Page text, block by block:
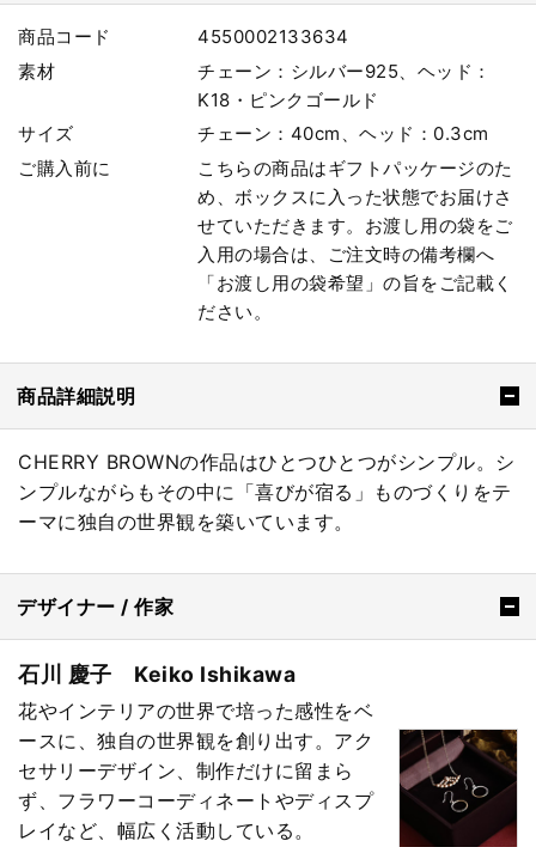
商品コード
4550002133634
素材
チェーン：シルバー925、ヘッド：
K18・ピンクゴールド
サイズ
チェーン：40cm、ヘッド：0.3cm
ご購入前に
こちらの商品はギフトパッケージのた
め、ボックスに入った状態でお届けさ
せていただきます。お渡し用の袋をご
入用の場合は、ご注文時の備考欄へ
「お渡し用の袋希望」の旨をご記載く
ださい。
商品詳細説明
CHERRY BROWNの作品はひとつひとつがシンプル。シ
ンプルながらもその中に「喜びが宿る」ものづくりをテ
ーマに独自の世界観を築いています。
デザイナー / 作家
石川 慶子 Keiko Ishikawa
花やインテリアの世界で培った感性をベ
ースに、独自の世界観を創り出す。アク
セサリーデザイン、制作だけに留まら
ず、フラワーコーディネートやディスプ
レイなど、幅広く活動している。